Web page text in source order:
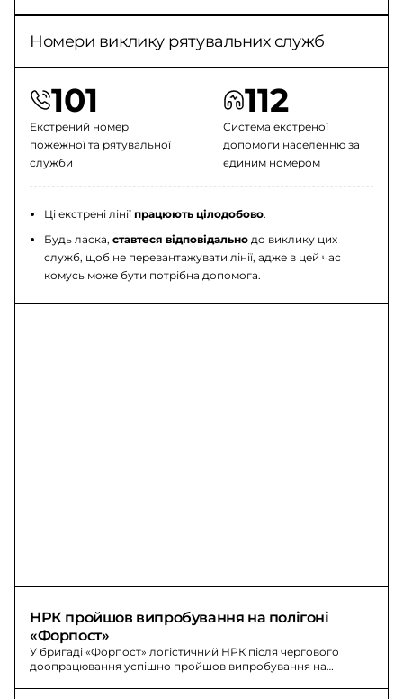
Номери виклику рятувальних служб
101
Екстрений номер
пожежної та рятувальної
служби
112
Система екстреної
допомоги населенню за
єдиним номером
Ці екстрені лініїпрацюють цілодобово.
Будь ласка,ставтеся відповідально до виклику цих
служб, щоб не перевантажувати лінії, адже в цей час
комусь може бути потрібна допомога.
НРК пройшов випробування на полігоні
«Форпост»
У бригаді «Форпост» логістичний НРК після чергового
доопрацювання успішно пройшов випробування на